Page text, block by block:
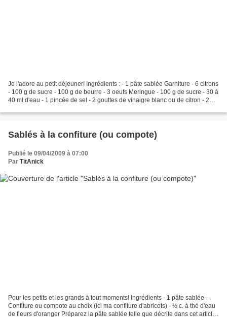
Je l'adore au petit déjeuner! Ingrédients : - 1 pâte sablée Garniture - 6 citrons
- 100 g de sucre - 100 g de beurre - 3 oeufs Meringue - 100 g de sucre - 30 à
40 ml d'eau - 1 pincée de sel - 2 gouttes de vinaigre blanc ou de citron - 2
Sablés à la confiture (ou compote)
Publié le 09/04/2009 à 07:00
Par TitAnick
Pour les petits et les grands à tout moments! Ingrédients - 1 pâte sablée -
Confiture ou compote au choix (ici ma confiture d'abricots) - ½ c. à thé d'eau
de fleurs d'oranger Préparez la pâte sablée telle que décrite dans cet article